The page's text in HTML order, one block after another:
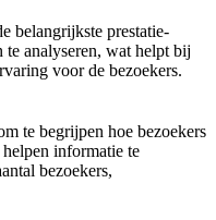
belangrijkste prestatie-
te analyseren, wat helpt bij
voor de bezoekers.
te begrijpen hoe bezoekers
informatie te
bezoekers,